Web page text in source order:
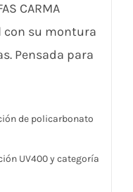
CARMA
con su montura
Pensada para
de policarbonato
UV400 y categoría